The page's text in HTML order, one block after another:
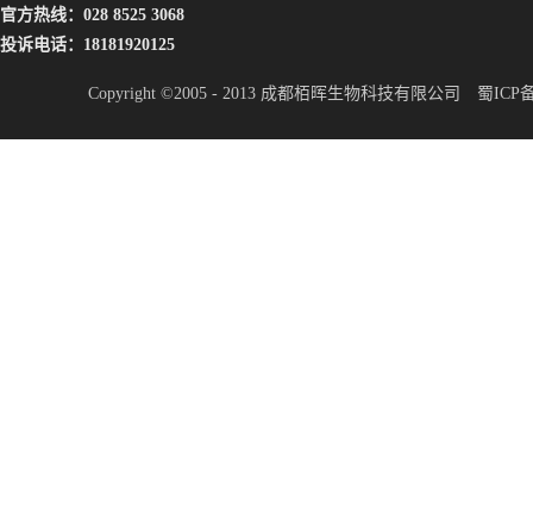
官方热线：028 8525 3068
投诉电话：18181920125
Copyright ©2005 - 2013 成都栢晖生物科技有限公司 蜀ICP